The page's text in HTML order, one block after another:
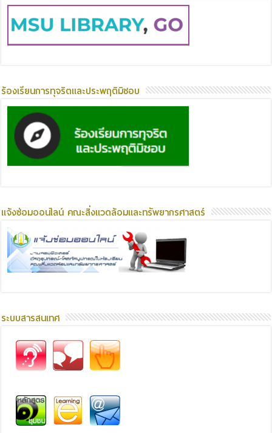
ร้องเรียนการทุจริตและประพฤติมิชอบ
แจ้งซ่อมออนไลน์ คณะสิ่งแวดล้อมและทรัพยากรศาสตร์
ระบบสารสนเทศ